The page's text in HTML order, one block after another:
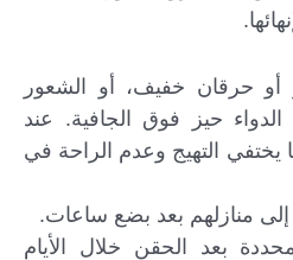
أو حرقان خفيف، أو الشعور
حيز فوق الجافية. عند
يختفي التهيج وعدم الراحة في
منازلهم بعد بضع ساعات.
بعد الحقن خلال الأيام